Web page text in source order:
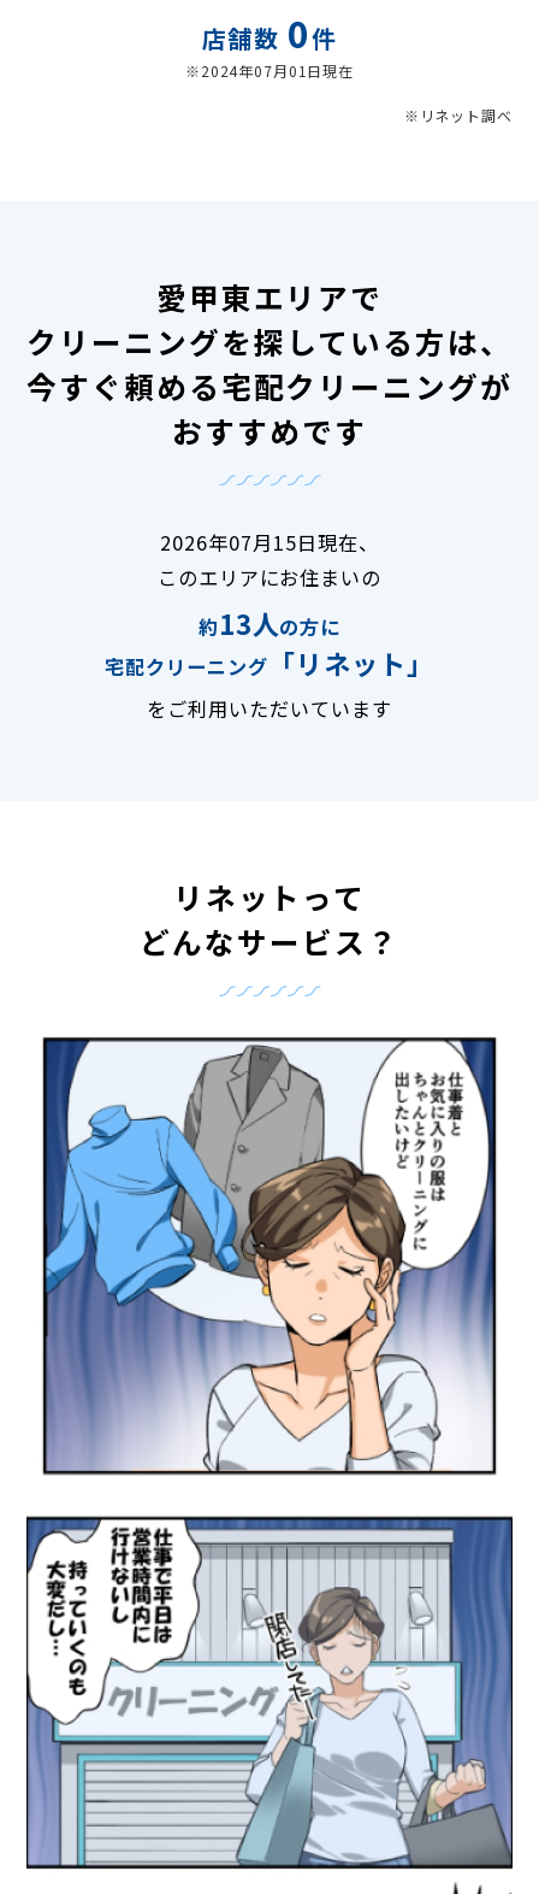
店舗数 0件
※2024年07月01日現在
※リネット調べ
愛甲東エリアで
クリーニングを探している方は、
今すぐ頼める宅配クリーニングが
おすすめです
2026年07月15日現在、
このエリアにお住まいの
約13人の方に
宅配クリーニング
「リネット」
をご利用いただいています
リネットって
どんなサービス？